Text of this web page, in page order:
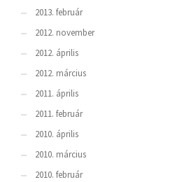
2013. február
2012. november
2012. április
2012. március
2011. április
2011. február
2010. április
2010. március
2010. február